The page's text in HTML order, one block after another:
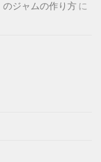
ジャムの作り方 に